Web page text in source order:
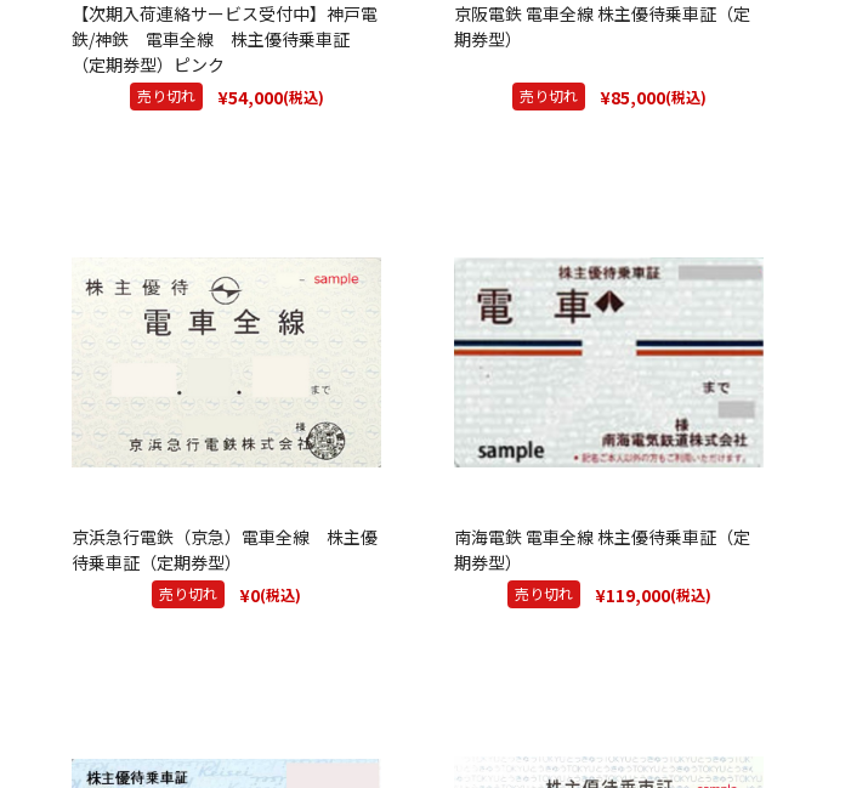
【次期入荷連絡サービス受付中】神戸電
鉄/神鉄 電車全線 株主優待乗車証
（定期券型）ピンク
売り切れ ¥54,000(税込)
京阪電鉄 電車全線 株主優待乗車証（定
期券型）
売り切れ ¥85,000(税込)
京浜急行電鉄（京急）電車全線 株主優
待乗車証（定期券型）
売り切れ ¥0(税込)
南海電鉄 電車全線 株主優待乗車証（定
期券型）
売り切れ ¥119,000(税込)